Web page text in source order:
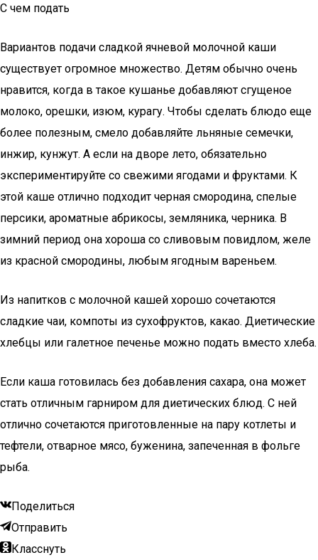
С чем подать
Вариантов подачи сладкой ячневой молочной каши
существует огромное множество. Детям обычно очень
нравится, когда в такое кушанье добавляют сгущеное
молоко, орешки, изюм, курагу. Чтобы сделать блюдо еще
более полезным, смело добавляйте льняные семечки,
инжир, кунжут. А если на дворе лето, обязательно
экспериментируйте со свежими ягодами и фруктами. К
этой каше отлично подходит черная смородина, спелые
персики, ароматные абрикосы, земляника, черника. В
зимний период она хороша со сливовым повидлом, желе
из красной смородины, любым ягодным вареньем.
Из напитков с молочной кашей хорошо сочетаются
сладкие чаи, компоты из сухофруктов, какао. Диетические
хлебцы или галетное печенье можно подать вместо хлеба.
Если каша готовилась без добавления сахара, она может
стать отличным гарниром для диетических блюд. С ней
отлично сочетаются приготовленные на пару котлеты и
тефтели, отварное мясо, буженина, запеченная в фольге
рыба.
Поделиться
Отправить
Класснуть